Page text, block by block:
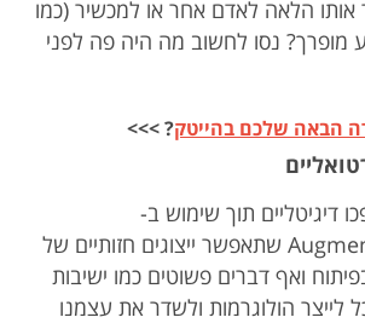
אותו הלאה לאדם אחר או למכשיר (כמו
מופרך? נסו לחשוב מה היה פה לפני
הבאה שלכם בהייטק? >>>
דיגיטליים תוך שימוש ב-
(Augmented Reality (AR שתאפשר ייצוגים חזותיים של
ואף דברים פשוטים כמו ישיבות
לייצר הולוגרמות ולשדר את עצמנו